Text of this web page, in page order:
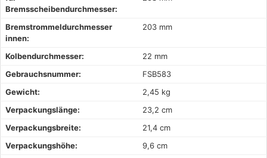
Bremsscheibendurchmesser:
Bremstrommeldurchmesser
innen:
203 mm
Kolbendurchmesser:
22 mm
Gebrauchsnummer:
FSB583
Gewicht:
2,45 kg
Verpackungslänge:
23,2 cm
Verpackungsbreite:
21,4 cm
Verpackungshöhe:
9,6 cm